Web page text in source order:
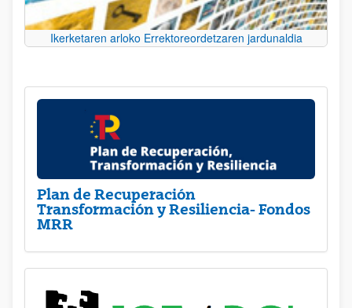
Ikerketaren arloko Errektoreordetzaren jardunaldia
Plan de Recuperación
Transformación y Resiliencia- Fondos
MRR